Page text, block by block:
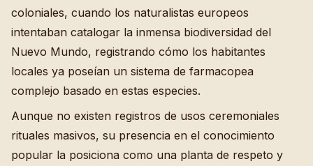
coloniales, cuando los naturalistas europeos
intentaban catalogar la inmensa biodiversidad del
Nuevo Mundo, registrando cómo los habitantes
locales ya poseían un sistema de farmacopea
complejo basado en estas especies.
Aunque no existen registros de usos ceremoniales
rituales masivos, su presencia en el conocimiento
popular la posiciona como una planta de respeto y